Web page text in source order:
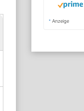
* Anzeige